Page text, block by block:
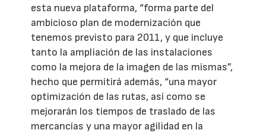
esta nueva plataforma, “forma parte del
ambicioso plan de modernización que
tenemos previsto para 2011, y que incluye
tanto la ampliación de las instalaciones
como la mejora de la imagen de las mismas”,
hecho que permitirá además, “una mayor
optimización de las rutas, así como se
mejorarán los tiempos de traslado de las
mercancías y una mayor agilidad en la